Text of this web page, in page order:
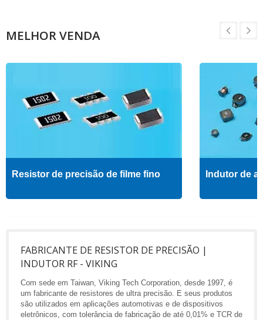
MELHOR VENDA
Resistor de precisão de filme fino Indutor de
FABRICANTE DE RESISTOR DE PRECISÃO |
INDUTOR RF - VIKING
Com sede em Taiwan, Viking Tech Corporation, desde 1997, é
um fabricante de resistores de ultra precisão. E seus produtos
são utilizados em aplicações automotivas e de dispositivos
eletrônicos, com tolerância de fabricação de até 0,01% e TCR de